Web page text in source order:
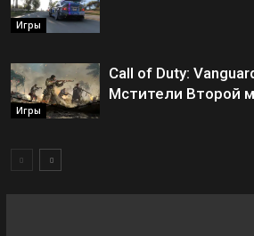
Игры
Игры
Call of Duty:
Мстители Второй